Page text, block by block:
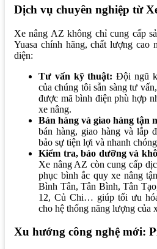
Dịch vụ chuyên nghiệp từ
Xe nâng AZ không chỉ cung cấp
Yuasa chính hãng, chất lượng cao
diện:
Tư vấn kỹ thuật: Đội ngũ
của chúng tôi sẵn sàng tư
được mã bình điện phù hợp
xe nâng.
Bán hàng và giao hàng tận
bán hàng, giao hàng và lắp
bảo sự tiện lợi và nhanh
Kiểm tra, bảo dưỡng và
Xe nâng AZ còn cung cấp
phục bình ắc quy xe nâng
Bình Tân, Tân Bình, Tân
12, Củ Chi… giúp tối ưu
cho hệ thống năng lượng của
Xu hướng công nghệ mới: